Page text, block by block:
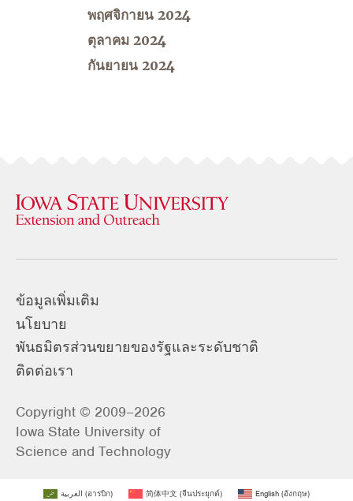
พฤศจิกายน 2024
ตุลาคม 2024
กันยายน 2024
ข้อมูลเพิ่มเติม
นโยบาย
พันธมิตรส่วนขยายของรัฐและระดับชาติ
ติดต่อเรา
Copyright © 2009–2026
Iowa State University of
Science and Technology
العربية (อารบิก) 简体中文 (จีนประยุกต์) English (อังกฤษ)